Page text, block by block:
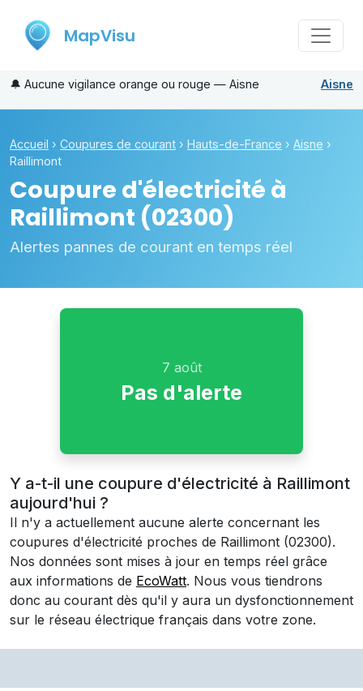
MapVisu
🔔 Aucune vigilance orange ou rouge — Aisne Aisne
Accueil › Coupures de courant › Hauts-de-France › Aisne ›
Raillimont
Coupure d'électricité à
Raillimont (02300)
Alertes pannes de courant en temps réel
7 août
Pas d'alerte
Y a-t-il une coupure d'électricité à Raillimont
aujourd'hui ?
Il n'y a actuellement aucune alerte concernant les
coupures d'électricité proches de Raillimont (02300).
Nos données sont mises à jour en temps réel grâce
aux informations de EcoWatt. Nous vous tiendrons
donc au courant dès qu'il y aura un dysfonctionnement
sur le réseau électrique français dans votre zone.